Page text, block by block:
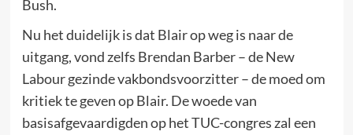
Bush.
Nu het duidelijk is dat Blair op weg is naar de
uitgang, vond zelfs Brendan Barber – de New
Labour gezinde vakbondsvoorzitter – de moed om
kritiek te geven op Blair. De woede van
basisafgevaardigden op het TUC-congres zal een